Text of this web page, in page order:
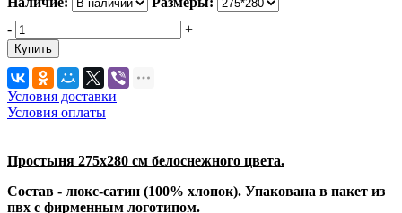
-
+
Купить
Условия доставки
Условия оплаты
Простыня 275х280 см белоснежного цвета.
Состав - люкс-сатин (100% хлопок). Упакована в пакет из
пвх с фирменным логотипом.